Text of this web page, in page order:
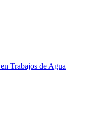
Trabajos de Agua